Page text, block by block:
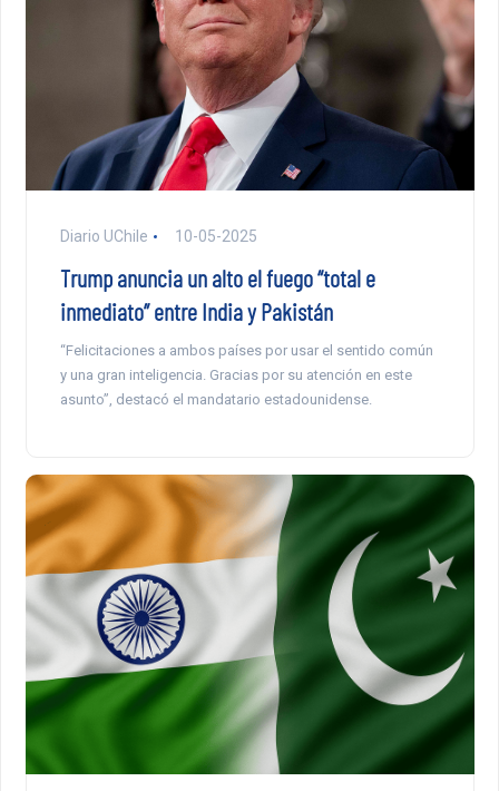
Diario UChile 10-05-2025
Trump anuncia un alto el fuego “total e
inmediato” entre India y Pakistán
“Felicitaciones a ambos países por usar el sentido común
y una gran inteligencia. Gracias por su atención en este
asunto”, destacó el mandatario estadounidense.